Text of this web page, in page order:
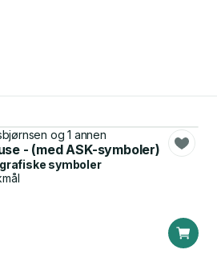
og 1 annen
- (med ASK-symboler)
symboler